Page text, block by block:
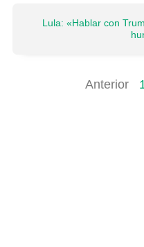
Lula: «Hablar con
Anterior